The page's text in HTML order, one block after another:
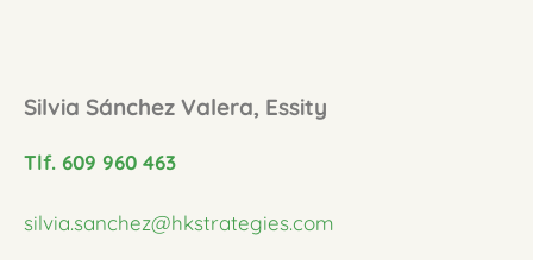
Silvia Sánchez Valera, Essity
Tlf. 609 960 463
silvia.sanchez@hkstrategies.com